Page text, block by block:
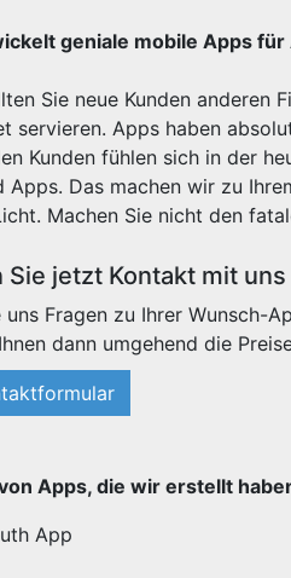
geniale mobile Apps für
Sie neue Kunden anderen
servieren. Apps haben
Kunden fühlen sich in der
Apps. Das machen wir zu
Machen Sie nicht den
Sie jetzt Kontakt mit
uns Fragen zu Ihrer Wunsch-
dann umgehend die
Apps, die wir erstellt